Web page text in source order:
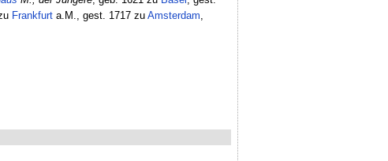
Frankfurta.M., gest. 1717 zu Amsterdam